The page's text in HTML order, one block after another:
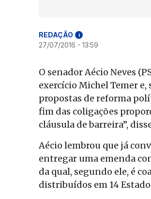
REDAÇÃO i
27/07/2016 - 13:59
O senador Aécio Neves
exercício Michel Temer
propostas de reforma
fim das coligações
cláusula de barreira”,
Aécio lembrou que já
entregar uma emenda
da qual, segundo ele, é
distribuídos em 14